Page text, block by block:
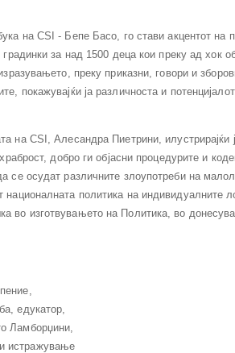
на CSI - Бепе Басо, го стави акцентот на
за над 1500 деца кои преку ад хок
преку приказни, говори и
покажувајќи ја различноста и
на CSI, Алесандра Пиетрини,
добро ги објасни процедурите и
се осудат различните злоупотреби на
националната политика на индивидуалните
во изготвувањето на Политика, во
едукатор,
Ламборџини,
истражување